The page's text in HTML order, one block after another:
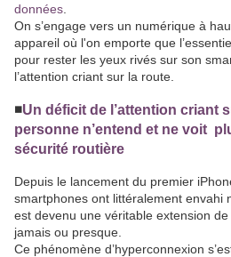
données
On s’engage vers un numérique à
appareil où l'on emporte que
pour rester les yeux rivés sur son
l’attention criant sur la route.
◾️Un déficit de l’attention criant
personne n’entend et ne voit
sécurité routière
Depuis le lancement du premier
smartphones ont littéralement envahi
est devenu une véritable extension
jamais ou presque.
Ce phénomène d’hyperconnexion